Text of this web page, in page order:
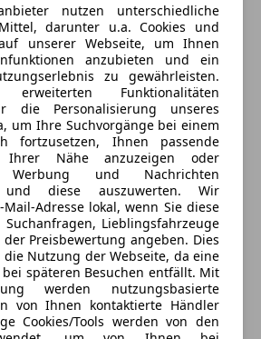
nutzen unterschiedliche
darunter u.a. Cookies und
unserer Webseite, um Ihnen
anzubieten und ein
zu gewährleisten.
Funktionalitäten
die Personalisierung unseres
um Ihre Suchvorgänge bei einem
fortzusetzen, Ihnen passende
Ihrer Nähe anzuzeigen oder
Werbung und Nachrichten
und diese auszuwerten. Wir
Adresse lokal, wenn Sie diese
Lieblingsfahrzeuge
Preisbewertung angeben. Dies
Nutzung der Webseite, da eine
späteren Besuchen entfällt. Mit
werden nutzungsbasierte
von Ihnen kontaktierte Händler
Cookies/Tools werden von den